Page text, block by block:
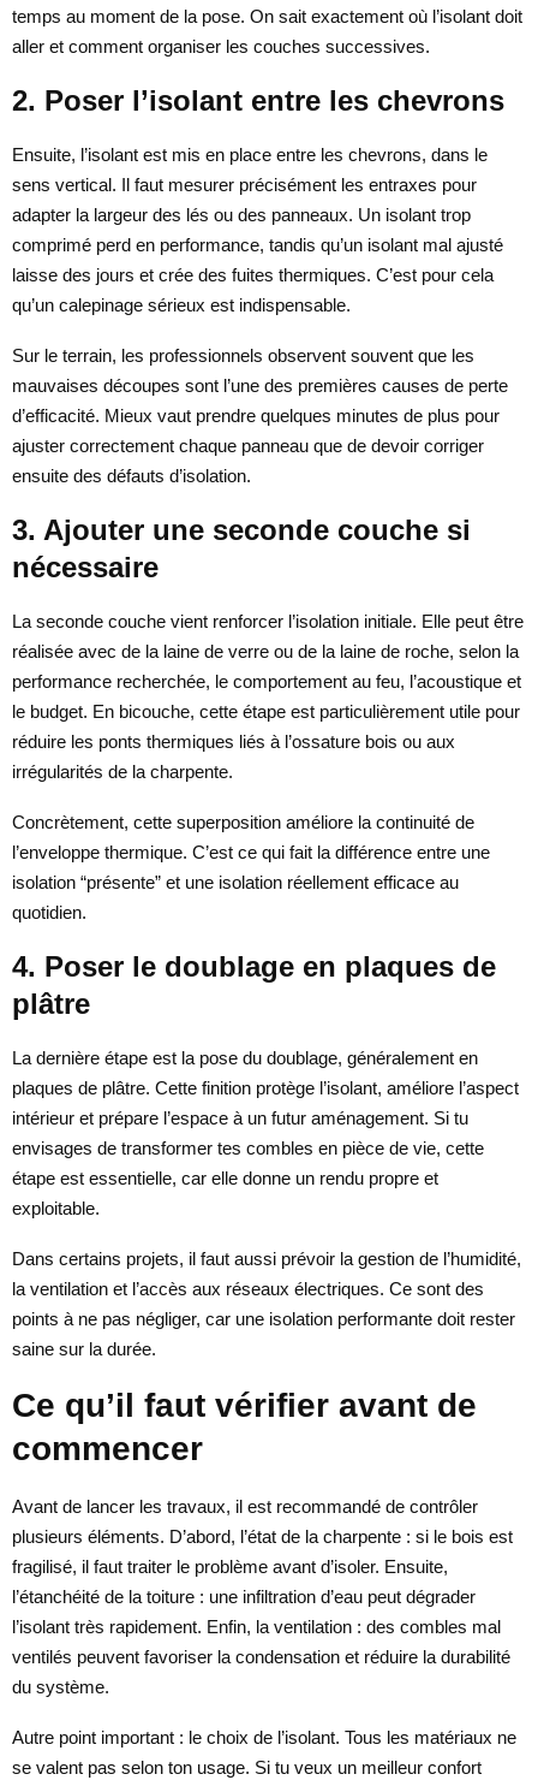
temps au moment de la pose. On sait exactement où l’isolant doit
aller et comment organiser les couches successives.
2. Poser l’isolant entre les chevrons
Ensuite, l’isolant est mis en place entre les chevrons, dans le
sens vertical. Il faut mesurer précisément les entraxes pour
adapter la largeur des lés ou des panneaux. Un isolant trop
comprimé perd en performance, tandis qu’un isolant mal ajusté
laisse des jours et crée des fuites thermiques. C’est pour cela
qu’un calepinage sérieux est indispensable.
Sur le terrain, les professionnels observent souvent que les
mauvaises découpes sont l’une des premières causes de perte
d’efficacité. Mieux vaut prendre quelques minutes de plus pour
ajuster correctement chaque panneau que de devoir corriger
ensuite des défauts d’isolation.
3. Ajouter une seconde couche si
nécessaire
La seconde couche vient renforcer l’isolation initiale. Elle peut être
réalisée avec de la laine de verre ou de la laine de roche, selon la
performance recherchée, le comportement au feu, l’acoustique et
le budget. En bicouche, cette étape est particulièrement utile pour
réduire les ponts thermiques liés à l’ossature bois ou aux
irrégularités de la charpente.
Concrètement, cette superposition améliore la continuité de
l’enveloppe thermique. C’est ce qui fait la différence entre une
isolation “présente” et une isolation réellement efficace au
quotidien.
4. Poser le doublage en plaques de
plâtre
La dernière étape est la pose du doublage, généralement en
plaques de plâtre. Cette finition protège l’isolant, améliore l’aspect
intérieur et prépare l’espace à un futur aménagement. Si tu
envisages de transformer tes combles en pièce de vie, cette
étape est essentielle, car elle donne un rendu propre et
exploitable.
Dans certains projets, il faut aussi prévoir la gestion de l’humidité,
la ventilation et l’accès aux réseaux électriques. Ce sont des
points à ne pas négliger, car une isolation performante doit rester
saine sur la durée.
Ce qu’il faut vérifier avant de
commencer
Avant de lancer les travaux, il est recommandé de contrôler
plusieurs éléments. D’abord, l’état de la charpente : si le bois est
fragilisé, il faut traiter le problème avant d’isoler. Ensuite,
l’étanchéité de la toiture : une infiltration d’eau peut dégrader
l’isolant très rapidement. Enfin, la ventilation : des combles mal
ventilés peuvent favoriser la condensation et réduire la durabilité
du système.
Autre point important : le choix de l’isolant. Tous les matériaux ne
se valent pas selon ton usage. Si tu veux un meilleur confort